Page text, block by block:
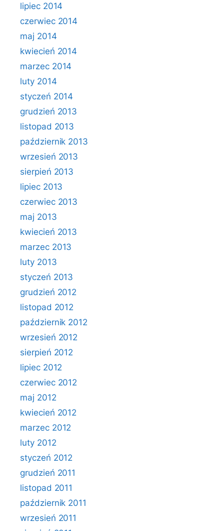
lipiec 2014
czerwiec 2014
maj 2014
kwiecień 2014
marzec 2014
luty 2014
styczeń 2014
grudzień 2013
listopad 2013
październik 2013
wrzesień 2013
sierpień 2013
lipiec 2013
czerwiec 2013
maj 2013
kwiecień 2013
marzec 2013
luty 2013
styczeń 2013
grudzień 2012
listopad 2012
październik 2012
wrzesień 2012
sierpień 2012
lipiec 2012
czerwiec 2012
maj 2012
kwiecień 2012
marzec 2012
luty 2012
styczeń 2012
grudzień 2011
listopad 2011
październik 2011
wrzesień 2011